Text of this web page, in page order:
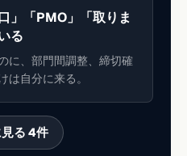
」「PMO」「取りま
る
に、部門間調整、締切確
は自分に来る。
る 4件